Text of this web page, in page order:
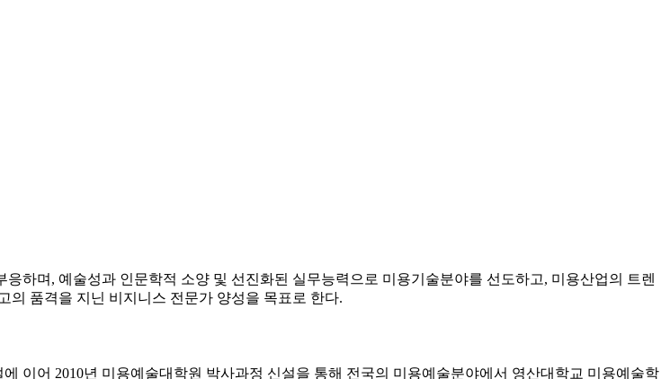
하며, 예술성과 인문학적 소양 및 선진화된 실무능력으로 미용기술분야를 선도하고, 미용산업의 트렌
의 품격을 지닌 비지니스 전문가 양성을 목표로 한다.
이어 2010년 미용예술대학원 박사과정 신설을 통해 전국의 미용예술분야에서 영산대학교 미용예술학